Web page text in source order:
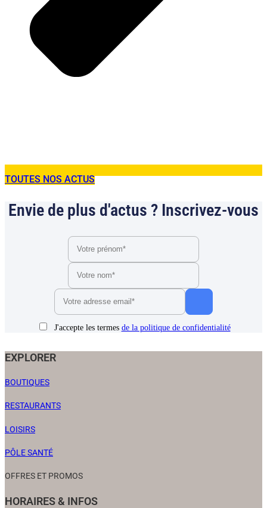
TOUTES NOS ACTUS
Envie de plus d'actus ? Inscrivez-vous
J'accepte les termes de la politique de confidentialité
EXPLORER
BOUTIQUES
RESTAURANTS
LOISIRS
PÔLE SANTÉ
OFFRES ET PROMOS
HORAIRES & INFOS